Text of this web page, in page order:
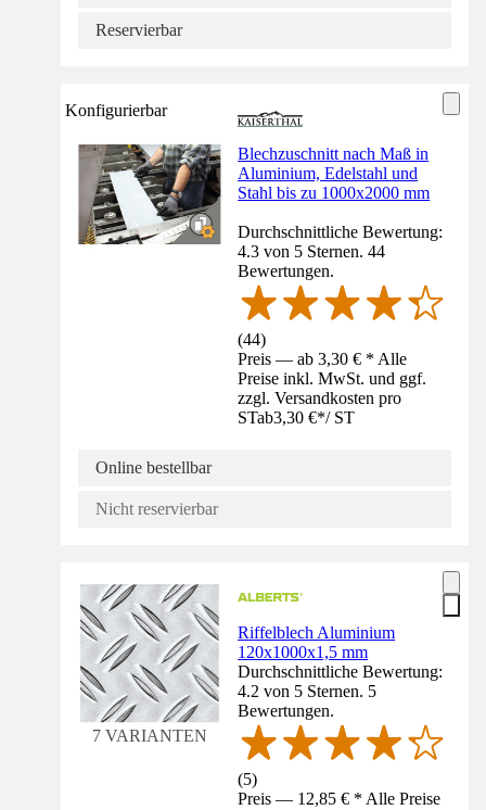
Reservierbar
Konfigurierbar
Blechzuschnitt nach Maß in
Aluminium, Edelstahl und
Stahl bis zu 1000x2000 mm
Durchschnittliche Bewertung:
4.3 von 5 Sternen. 44
Bewertungen.
(44)
Preis — ab 3,30 € * Alle
Preise inkl. MwSt. und ggf.
zzgl. Versandkosten pro
STab3,30 €*/ ST
Online bestellbar
Nicht reservierbar
7 VARIANTEN
Riffelblech Aluminium
120x1000x1,5 mm
Durchschnittliche Bewertung:
4.2 von 5 Sternen. 5
Bewertungen.
(5)
Preis — 12,85 € * Alle Preise